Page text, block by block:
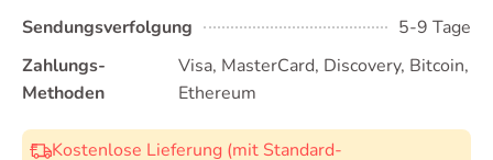
Sendungsverfolgung
5-9 Tage
Zahlungs-
Methoden
Visa, MasterCard, Discovery, Bitcoin,
Ethereum
Kostenlose Lieferung (mit Standard-